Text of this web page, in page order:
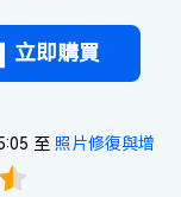
立即購買
至 照片修復與增